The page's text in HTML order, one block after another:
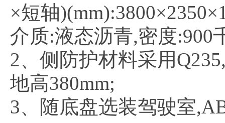
×短轴
介质:液态沥青,密度:900
2、侧防护材料采用
地高380mm;
3、随底盘选装驾驶室